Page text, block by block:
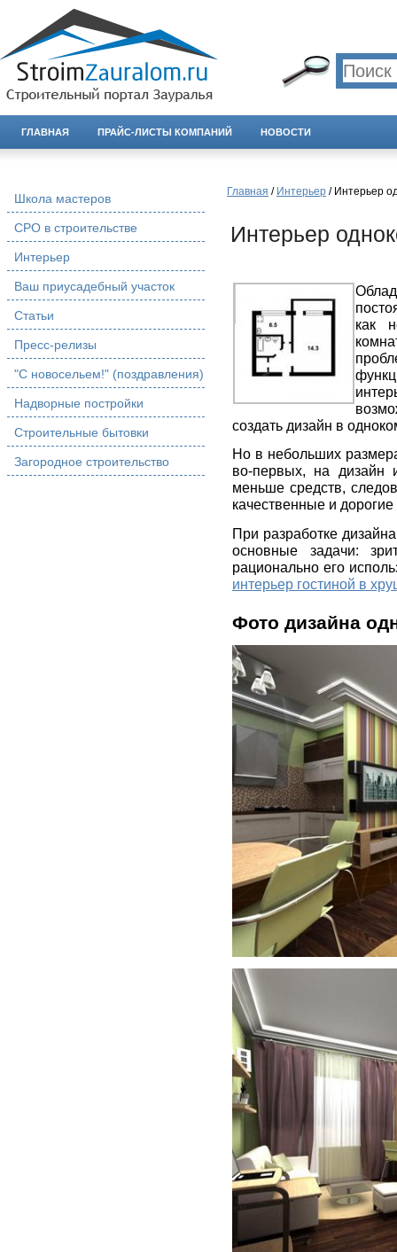
ГЛАВНАЯ ПРАЙС-ЛИСТЫ КОМПАНИЙ НОВОСТИ
Школа мастеров
СРО в строительстве
Интерьер
Ваш приусадебный участок
Статьи
Пресс-релизы
"С новосельем!" (поздравления)
Надворные постройки
Строительные бытовки
Загородное строительство
Главная / Интерьер / Интерьер
Интерьер
как
создать дизайн в
Но в небольших
во-первых, на дизайн
меньше средств,
качественные и
При разработке
основные задачи:
рационально его
интерьер гостиной в
Фото дизайна